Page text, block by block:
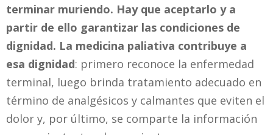
terminar muriendo. Hay que aceptarlo y a
partir de ello garantizar las condiciones de
dignidad. La medicina paliativa contribuye a
esa dignidad: primero reconoce la enfermedad
terminal, luego brinda tratamiento adecuado en
término de analgésicos y calmantes que eviten el
dolor y, por último, se comparte la información